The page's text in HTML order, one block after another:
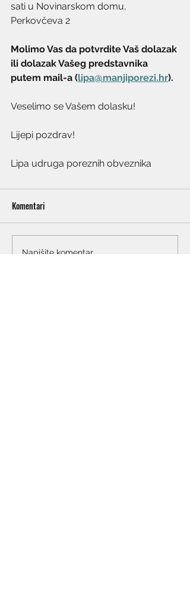
sati u Novinarskom domu,
Perkovčeva 2
Molimo Vas da potvrdite Vaš dolazak
ili dolazak Vašeg predstavnika
putem mail-a (lipa@manjiporezi.hr).
Veselimo se Vašem dolasku!
Lijepi pozdrav!
Lipa udruga poreznih obveznika
Komentari
Napišite komentar...